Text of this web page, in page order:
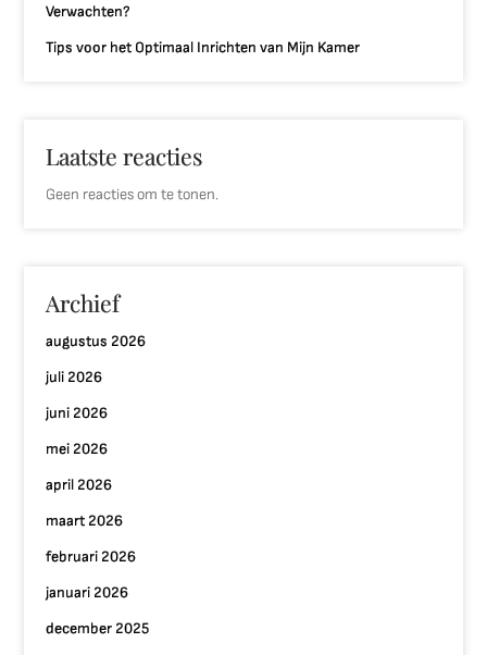
Verwachten?
Tips voor het Optimaal Inrichten van Mijn Kamer
Laatste reacties
Geen reacties om te tonen.
Archief
augustus 2026
juli 2026
juni 2026
mei 2026
april 2026
maart 2026
februari 2026
januari 2026
december 2025